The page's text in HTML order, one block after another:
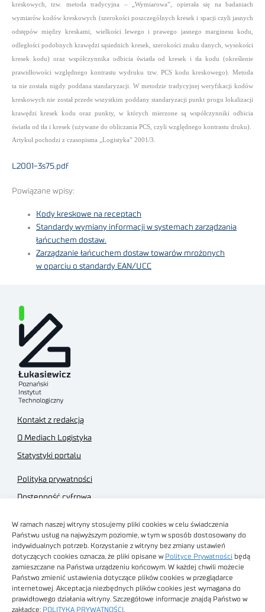
W ramach naszej witryny stosujemy pliki cookies w celu świadczenia
Państwu usług na najwyższym poziomie, w tym w sposób dostosowany do
indywidualnych potrzeb. Korzystanie z witryny bez zmiany ustawień
dotyczących cookies oznacza, że pliki opisane w Polityce Prywatności będą
zamieszczane na Państwa urządzeniu końcowym. W każdej chwili możecie
Państwo zmienić ustawienia dotyczące plików cookies w przeglądarce
internetowej. Akceptacja niezbędnych plików cookies jest wymagana do
prawidłowego działania witryny. Szczegółowe informacje znajdą Państwo w
zakładce: POLITYKA PRYWATNOŚCI
kreskowych, tzw. metoda tradycyjna – „Wymiarowa”, opierała się na badaniach
wymiarów kodów kreskowych (szerokości poszczególnych kresek i spacji czyli jasnych
odstępów między kreskami, wielkości lewego i prawego jasnego marginesu kodu,
odległości podobnych krawędzi sąsiednich kresek, szerokości znaku danych, wysokości
kresek kodu) oraz współczynnika odbicia światła od kresek i tła kodu (określenie
prawidłowości względnego kontrastu wydruku tzw. PCS kodu kreskowego). Metoda
ta nie została nigdy poddana standaryzacji. W metodzie tradycyjnej weryfikacji kodów
kreskowych nie został przede wszystkim poddany standaryzacji punkt progu lokalizacji
krawędzi kresek kodu oraz punkty, w których mierzone są współczynniki odbicia
światła od tła i kresek (używane do obliczania PCS, czyli względnego kontrastu druku).
Artykuł pochodzi z czasopisma „Logistyka” 2001/3.
L2001-3s75.pdf
Powiązane wpisy:
Kody kreskowe na receptach
Standardy wymiany informacji w systemach zarządzania
łańcuchem dostaw.
Zarządzanie łańcuchem dostaw towarów mrożonych
w oparciu o standardy EAN/UCC
Kontakt z redakcją
O Mediach Logistyka
Statystyki portalu
Polityka prywatności
Dostępność cyfrowa
Regulamin sklepu
Obrazy stockowe
autorstwa